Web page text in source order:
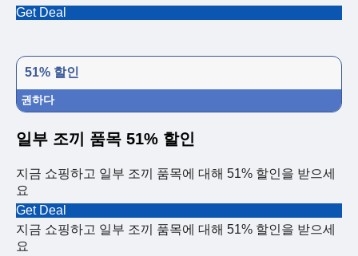
Get Deal
51% 할인
권하다
일부 조끼 품목 51% 할인
지금 쇼핑하고 일부 조끼 품목에 대해 51% 할인을 받으세
요
Get Deal
지금 쇼핑하고 일부 조끼 품목에 대해 51% 할인을 받으세
요